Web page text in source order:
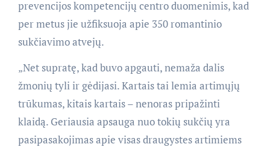
prevencijos kompetencijų centro duomenimis, kad
per metus jie užfiksuoja apie 350 romantinio
sukčiavimo atvejų.
„Net supratę, kad buvo apgauti, nemaža dalis
žmonių tyli ir gėdijasi. Kartais tai lemia artimųjų
trūkumas, kitais kartais – nenoras pripažinti
klaidą. Geriausia apsauga nuo tokių sukčių yra
pasipasakojimas apie visas draugystes artimiems